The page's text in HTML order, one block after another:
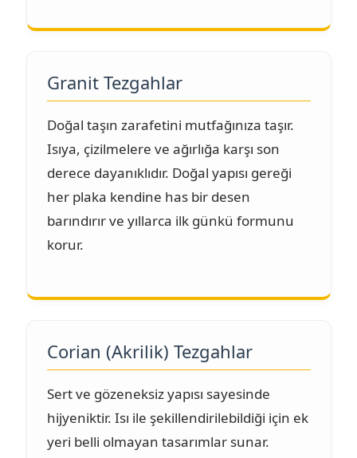
Granit Tezgahlar
Doğal taşın zarafetini mutfağınıza taşır.
Isıya, çizilmelere ve ağırlığa karşı son
derece dayanıklıdır. Doğal yapısı gereği
her plaka kendine has bir desen
barındırır ve yıllarca ilk günkü formunu
korur.
Corian (Akrilik) Tezgahlar
Sert ve gözeneksiz yapısı sayesinde
hijyeniktir. Isı ile şekillendirilebildiği için ek
yeri belli olmayan tasarımlar sunar.